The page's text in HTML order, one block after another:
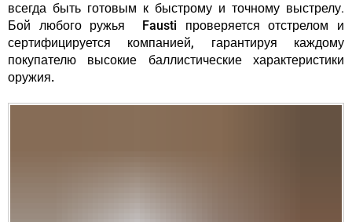
всегда быть готовым к быстрому и точному выстрелу.
Бой любого ружья Fausti проверяется отстрелом и
сертифицируется компанией, гарантируя каждому
покупателю высокие баллистические характеристики
оружия.